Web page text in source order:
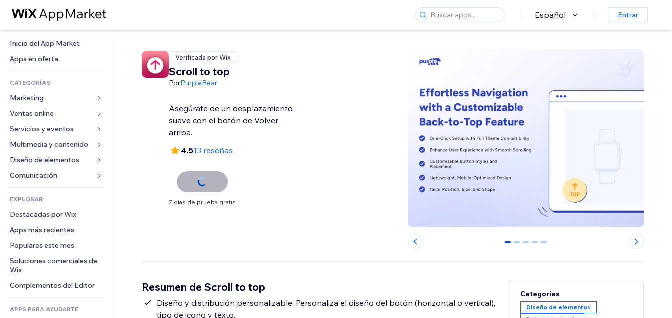
Español Entrar
Inicio del App Market
Apps en oferta
CATEGORÍAS
Marketing
Anuncios
Móvil
Analíticas
Anuncios del sitio
Email
Ventas online
Apps para tiendas
Envíos y entregas
Botones de venta
Contabilidad
Cupones y fidelización
Almacenamiento de mercancía
Crowdfunding
Alimentos y bebidas
Servicios y eventos
Hoteles
Eventos
Restaurantes
Inmobiliarias
Reservas
Multimedia y contenido
Galerías
Música
Pódcast
Fotografía
Video
PDF
Compartir archivos
Noticias
Servicios de contenido
Efectos de texto
Diseño de elementos
Mapas y navegación
Privacidad y seguridad
Reloj
Plantillas para páginas
Efectos de imágenes
Botones y menús
Banners e insignias
Calculadoras
Buscar
Formularios
Encuestas
Chat
Comentarios
Teléfono
Comunidad
Reseñas y testimonios
EXPLORAR
Destacadas por Wix
Apps más recientes
Populares este mes
Soluciones comerciales de
Wix
Complementos del Editor
APPS PARA AYUDARTE
Verificada por Wix
Scroll to top
PorPurpleBear
Asegúrate de un desplazamiento
suave con el botón de Volver
arriba.
4.513 reseñas
7 días de prueba gratis
0 1 2 3 4
Resumen de Scroll to top
Diseño y distribución personalizable: Personaliza el diseño del botón (horizontal o vertical),
tipo de icono y texto.
Categorías
Diseño de elementos